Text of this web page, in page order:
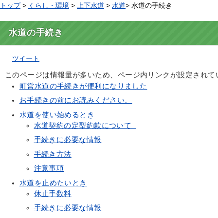
トップ> くらし・環境 > 上下水道 > 水道> 水道の手続き
水道の手続き
ツイート
このページは情報量が多いため、ページ内リンクが設定されて
町営水道の手続きが便利になりました
お手続きの前にお読みください。
水道を使い始めるとき
水道契約の定型約款について
手続きに必要な情報
手続き方法
注意事項
水道を止めたいとき
休止手数料
手続きに必要な情報